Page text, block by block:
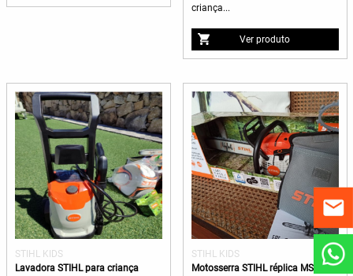
criança...
Ver produto
STIHL KIDS
Lavadora STIHL para criança
STIHL KIDS
Motosserra STIHL réplica MS 500i